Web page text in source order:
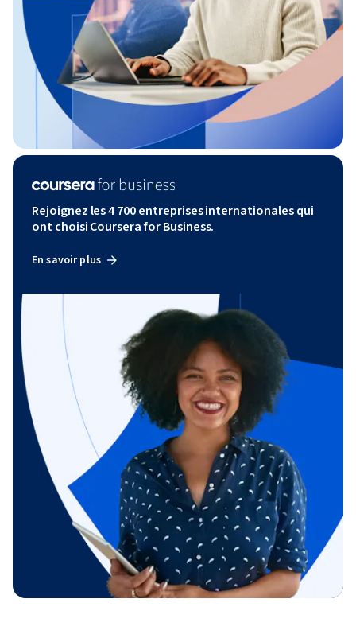
Rejoignez les 4 700 entreprises internationales qui
ont choisi Coursera for Business.
En savoir plus